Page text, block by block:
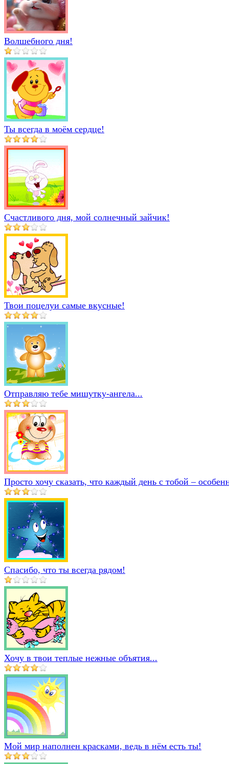
Волшебного дня!
Ты всегда в моём сердце!
Счастливого дня, мой солнечный зайчик!
Твои поцелуи самые вкусные!
Отправляю тебе мишутку-ангела...
Просто хочу сказать, что каждый день с тобой –
Спасибо, что ты всегда рядом!
Хочу в твои теплые нежные объятия...
Мой мир наполнен красками, ведь в нём есть ты!